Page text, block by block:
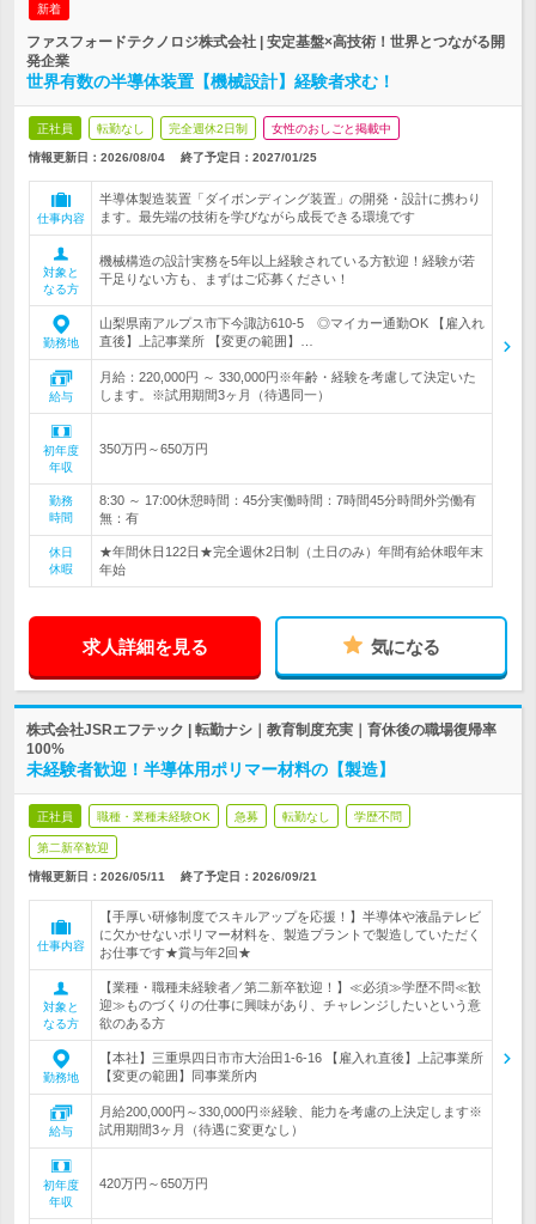
新着
ファスフォードテクノロジ株式会社 | 安定基盤×高技術！世界とつながる開
発企業
世界有数の半導体装置【機械設計】経験者求む！
正社員 転勤なし 完全週休2日制 女性のおしごと掲載中
情報更新日：2026/08/04 終了予定日： 2027/01/25
仕事内容
半導体製造装置「ダイボンディング装置」の開発・設計に携わり
ます。最先端の技術を学びながら成長できる環境です
対象と
なる方
機械構造の設計実務を5年以上経験されている方歓迎！経験が若
干足りない方も、まずはご応募ください！
勤務地
山梨県南アルプス市下今諏訪610-5 ◎マイカー通勤OK 【雇入れ
直後】上記事業所 【変更の範囲】…
給与
月給：220,000円 ～ 330,000円※年齢・経験を考慮して決定いた
します。※試用期間3ヶ月（待遇同一）
初年度
年収
350万円～650万円
勤務
時間
8:30 ～ 17:00休憩時間：45分実働時間：7時間45分時間外労働有
無：有
休日
休暇
★年間休日122日★完全週休2日制（土日のみ）年間有給休暇年末
年始
求人詳細を見る 気になる
株式会社JSRエフテック | 転勤ナシ｜教育制度充実｜育休後の職場復帰率
100%
未経験者歓迎！半導体用ポリマー材料の【製造】
正社員 職種・業種未経験OK 急募 転勤なし 学歴不問
第二新卒歓迎
情報更新日：2026/05/11 終了予定日： 2026/09/21
仕事内容
【手厚い研修制度でスキルアップを応援！】半導体や液晶テレビ
に欠かせないポリマー材料を、製造プラントで製造していただく
お仕事です★賞与年2回★
対象と
なる方
【業種・職種未経験者／第二新卒歓迎！】≪必須≫学歴不問≪歓
迎≫ものづくりの仕事に興味があり、チャレンジしたいという意
欲のある方
勤務地
【本社】三重県四日市市大治田1-6-16 【雇入れ直後】上記事業所
【変更の範囲】同事業所内
給与
月給200,000円～330,000円※経験、能力を考慮の上決定します※
試用期間3ヶ月（待遇に変更なし）
初年度
年収
420万円～650万円